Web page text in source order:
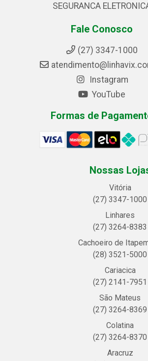
SEGURANCA
Fale Conosco
(27) 3347-1000
Instagram
YouTube
Formas de
Nossas
Vitória
(27) 3347-1000
Linhares
(27) 3264-8383
Cachoeiro de
(28) 3521-5000
Cariacica
(27) 2141-7951
São Mateus
(27) 3264-8369
Colatina
(27) 3264-8370
Aracruz